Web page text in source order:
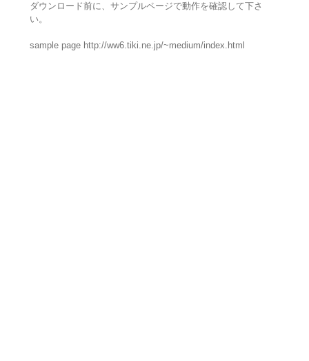
ダウンロード前に、サンプルページで動作を確認して下さ
い。
sample page http://ww6.tiki.ne.jp/~medium/index.html